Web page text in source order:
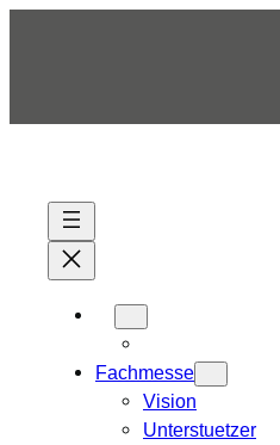
Fachmesse
Vision
Unterstuetzer